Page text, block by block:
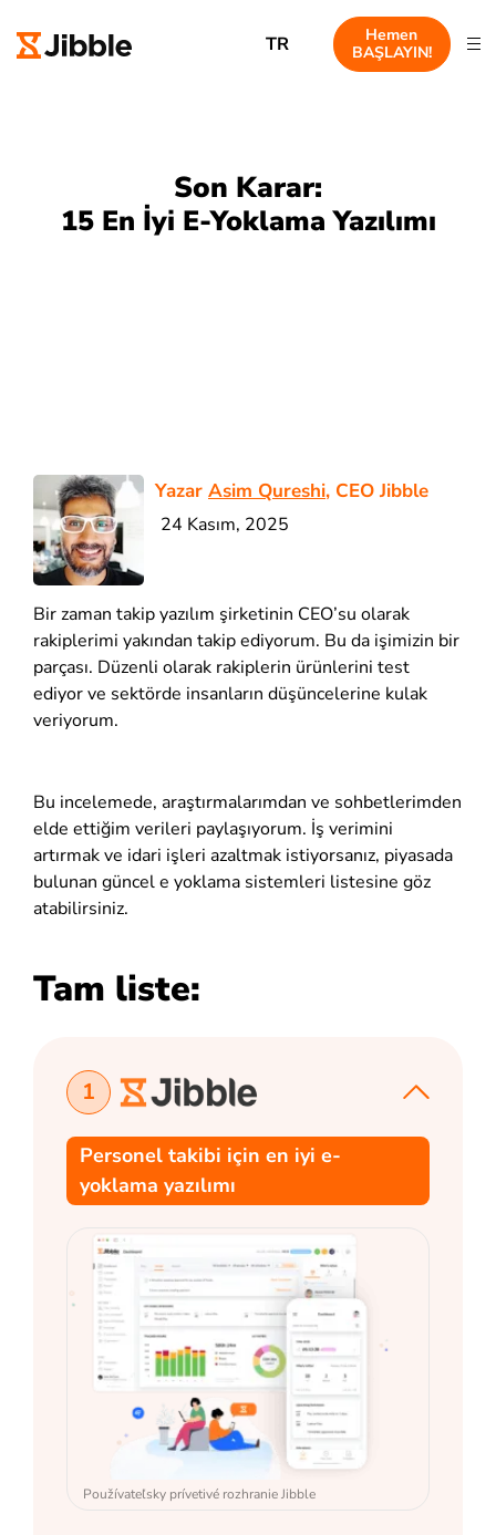
TR
Hemen
BAŞLAYIN!
Son Karar:
15 En İyi E-Yoklama Yazılımı
Yazar Asim Qureshi, CEO Jibble
24 Kasım, 2025
Bir zaman takip yazılım şirketinin CEO’su olarak
rakiplerimi yakından takip ediyorum. Bu da işimizin bir
parçası. Düzenli olarak rakiplerin ürünlerini test
ediyor ve sektörde insanların düşüncelerine kulak
veriyorum.
Bu incelemede, araştırmalarımdan ve sohbetlerimden
elde ettiğim verileri paylaşıyorum. İş verimini
artırmak ve idari işleri azaltmak istiyorsanız, piyasada
bulunan güncel e yoklama sistemleri listesine göz
atabilirsiniz.
Tam liste:
1
Personel takibi için en iyi e-
yoklama yazılımı
Používateľsky prívetivé rozhranie Jibble